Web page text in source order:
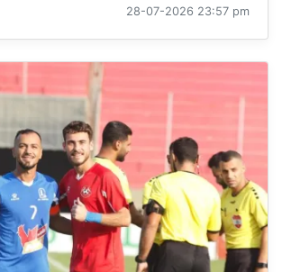
28-07-2026 23:57 pm